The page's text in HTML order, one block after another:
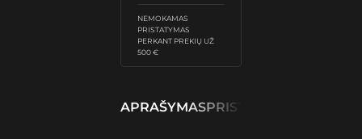
NEMOKAMAS
PRISTATYMAS
PERKANT PREKIŲ UŽ
500 €
APRAŠYMASPRISTATYMAS IR